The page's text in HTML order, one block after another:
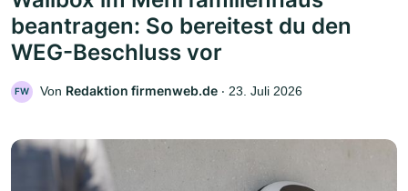
beantragen: So bereitest du den
WEG-Beschluss vor
FW Von Redaktion firmenweb.de ‧ 23. Juli 2026